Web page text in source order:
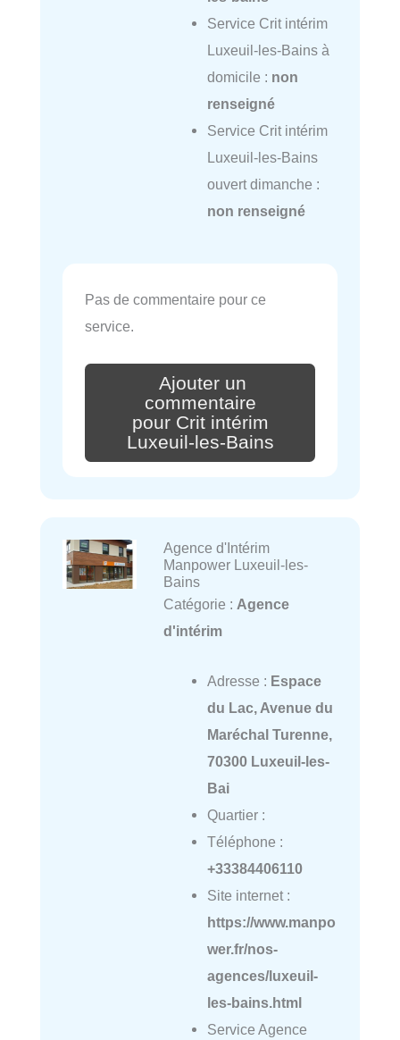
Service Crit intérim
Luxeuil-les-Bains à
domicile : non
renseigné
Service Crit intérim
Luxeuil-les-Bains
ouvert dimanche :
non renseigné
Pas de commentaire pour ce
service.
Ajouter un
commentaire
pour Crit intérim
Luxeuil-les-Bains
Agence d'Intérim
Manpower Luxeuil-les-
Bains
Catégorie : Agence
d'intérim
Adresse : Espace
du Lac, Avenue du
Maréchal Turenne,
70300 Luxeuil-les-
Bai
Quartier :
Téléphone :
+33384406110
Site internet :
https://www.manpo
wer.fr/nos-
agences/luxeuil-
les-bains.html
Service Agence